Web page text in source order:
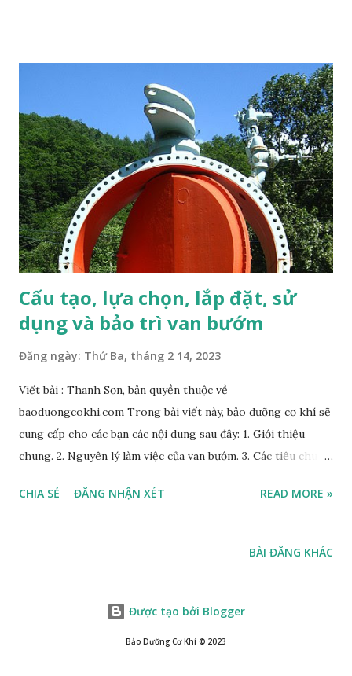
t ố i thi ể u, van ARV s ẽ t ự độ ng m ở m ộ t đườ ng tu ầ n
hoàn nh ỏ để đả m b ả o dòng ch ả y đi qua b ơ m v à gi ữ cho
b ơ m ho ạ t độ ng ổ n đị nh. Đ i ề u này giúp gi ả m thi ể u
nguy c ơ b ơ m b ị h ư h ỏ ng ho ặ c xâm thực khi áp su ấ t
đầ u vào không đủ . Trái tim của van tuần hoàn tự động là
một đĩa van (disk) . Đĩa van " nhạy cảm " với lưu lượng và
không nhạy cảm với áp suất . Nó kiểm soát dòng c...
Cấu tạo, lựa chọn, lắp đặt, sử
dụng và bảo trì van bướm
Đăng ngày: Thứ Ba, tháng 2 14, 2023
Viết bài : Thanh Sơn, bản quyền thuộc về
baoduongcokhi.com Trong bài viết này, bảo dưỡng cơ khí sẽ
cung cấp cho các bạn các nội dung sau đây: 1. Giới thiệu
chung. 2. Nguyên lý làm việc của van bướm. 3. Các tiêu chuẩn
Van Bướm. 6. Vật liệu chế tạo Van 7. Ưu Điểm của Van. 8,
dẫn Bảo dưỡng van. 11. Lưu ý khi lựa chọn van. 12. Hướng dẫn
(Butterfly valves) là loại van kiểm soát dòng chảy của chất
CHIA SẺ ĐĂNG NHẬN XÉT READ MORE »
BÀI ĐĂNG KHÁC
Được tạo bởi Blogger
Bảo Dưỡng Cơ Khí ©️ 2023